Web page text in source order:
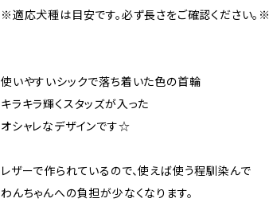
※適応犬種は目安です。必ず長さをご確認ください。※
使いやすいシックで落ち着いた色の首輪
キラキラ輝くスタッズが入った
オシャレなデザインです☆
レザーで作られているので、使えば使う程馴染んで
わんちゃんへの負担が少なくなります。